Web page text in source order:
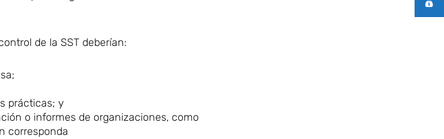
de la SST deberían:
prácticas; y
o informes de organizaciones, como
corresponda